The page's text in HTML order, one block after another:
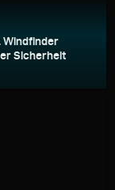
Windfinder
Sicherheit